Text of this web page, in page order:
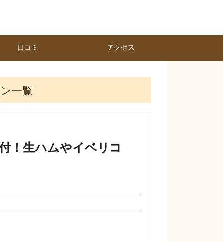
口コミ アクセス
一覧
！生ハムやイベリコ